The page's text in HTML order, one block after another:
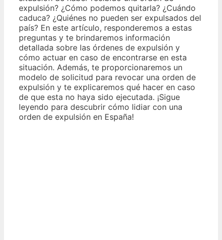
expulsión? ¿Cómo podemos quitarla? ¿Cuándo
caduca? ¿Quiénes no pueden ser expulsados del
país? En este artículo, responderemos a estas
preguntas y te brindaremos información
detallada sobre las órdenes de expulsión y
cómo actuar en caso de encontrarse en esta
situación. Además, te proporcionaremos un
modelo de solicitud para revocar una orden de
expulsión y te explicaremos qué hacer en caso
de que esta no haya sido ejecutada. ¡Sigue
leyendo para descubrir cómo lidiar con una
orden de expulsión en España!